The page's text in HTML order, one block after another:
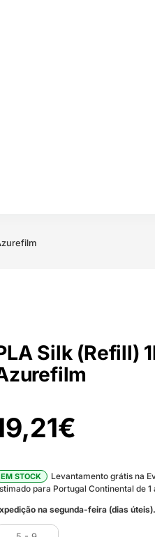
Silk (Refill)
€
EM STOCK
Levantamento grátis na
para Portugal Continental de 1
na segunda-feira (dias úteis).